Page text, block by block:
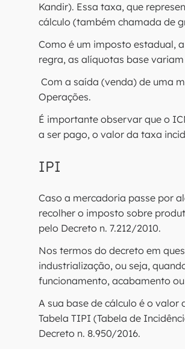
Kandir). Essa taxa, que
cálculo (também chamada de
Como é um imposto estadual,
regra, as alíquotas base variam
Com a saída (venda) de uma
Operações.
É importante observar que o
a ser pago, o valor da taxa
IPI
Caso a mercadoria passe por
recolher o imposto sobre
pelo Decreto n. 7.212/2010.
Nos termos do decreto em
industrialização, ou seja,
funcionamento, acabamento
A sua base de cálculo é o
Tabela TIPI (Tabela de
Decreto n. 8.950/2016.